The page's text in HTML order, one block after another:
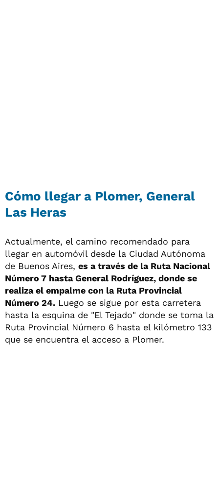
Cómo llegar a Plomer, General
Las Heras
Actualmente, el camino recomendado para
llegar en automóvil desde la Ciudad Autónoma
de Buenos Aires, es a través de la Ruta Nacional
Número 7 hasta General Rodríguez, donde se
realiza el empalme con la Ruta Provincial
Número 24. Luego se sigue por esta carretera
hasta la esquina de "El Tejado" donde se toma la
Ruta Provincial Número 6 hasta el kilómetro 133
que se encuentra el acceso a Plomer.